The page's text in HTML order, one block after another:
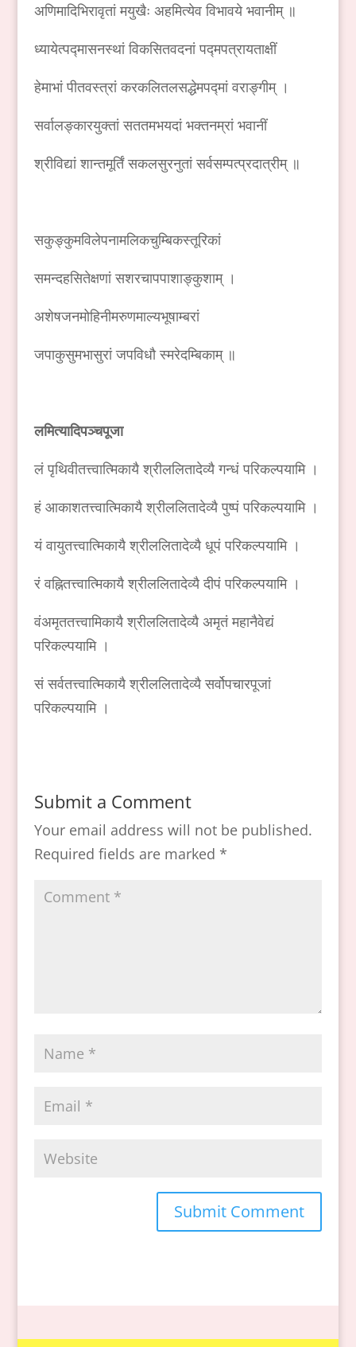
अणिमादिभिरावृतां मयुखैः अहमित्येव विभावये भवानीम् ॥
ध्यायेत्पद्मासनस्थां विकसितवदनां पद्मपत्रायताक्षीं
हेमाभां पीतवस्त्रां करकलितलसद्धेमपद्मां वराङ्गीम् ।
सर्वालङ्कारयुक्तां सततमभयदां भक्तनम्रां भवानीं
श्रीविद्यां शान्तमूर्तिं सकलसुरनुतां सर्वसम्पत्प्रदात्रीम् ॥
सकुङ्कुमविलेपनामलिकचुम्बिकस्तूरिकां
समन्दहसितेक्षणां सशरचापपाशाङ्कुशाम् ।
अशेषजनमोहिनीमरुणमाल्यभूषाम्बरां
जपाकुसुमभासुरां जपविधौ स्मरेदम्बिकाम् ॥
लमित्यादिपञ्चपूजा
लं पृथिवीतत्त्वात्मिकायै श्रीललितादेव्यै गन्धं परिकल्पयामि ।
हं आकाशतत्त्वात्मिकायै श्रीललितादेव्यै पुष्पं परिकल्पयामि ।
यं वायुतत्त्वात्मिकायै श्रीललितादेव्यै धूपं परिकल्पयामि ।
रं वह्नितत्त्वात्मिकायै श्रीललितादेव्यै दीपं परिकल्पयामि ।
वंअमृततत्त्वामिकायै श्रीललितादेव्यै अमृतं महानैवेद्यं
परिकल्पयामि ।
सं सर्वतत्त्वात्मिकायै श्रीललितादेव्यै सर्वोपचारपूजां
परिकल्पयामि ।
Submit a Comment
Your email address will not be published.
Required fields are marked *